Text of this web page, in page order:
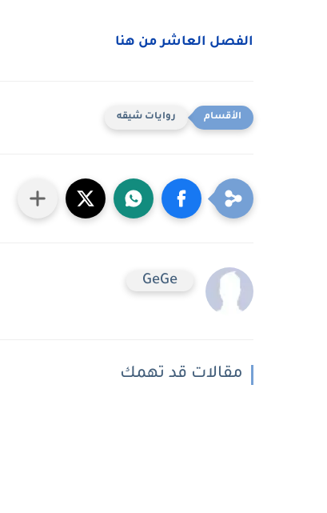
الفصل العاشر من هنا
روايات شيقه
GeGe
مقالات قد تهمك